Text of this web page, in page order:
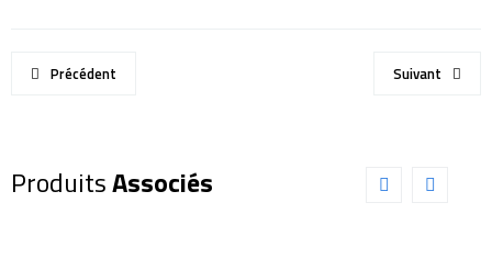
Précédent Suivant
ProduitsAssociés